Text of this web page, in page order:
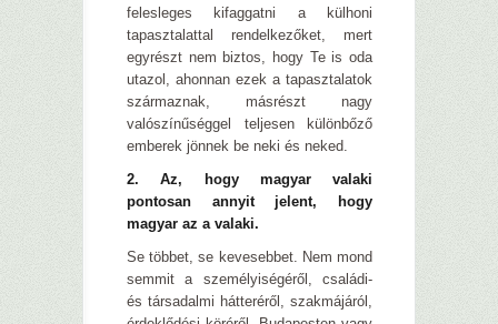
felesleges kifaggatni a külhoni
tapasztalattal rendelkezőket, mert
egyrészt nem biztos, hogy Te is oda
utazol, ahonnan ezek a tapasztalatok
származnak, másrészt nagy
valószínűséggel teljesen különbőző
emberek jönnek be neki és neked.
2. Az, hogy magyar valaki
pontosan annyit jelent, hogy
magyar az a valaki.
Se többet, se kevesebbet. Nem mond
semmit a személyiségéről, családi-
és társadalmi hátteréről, szakmájáról,